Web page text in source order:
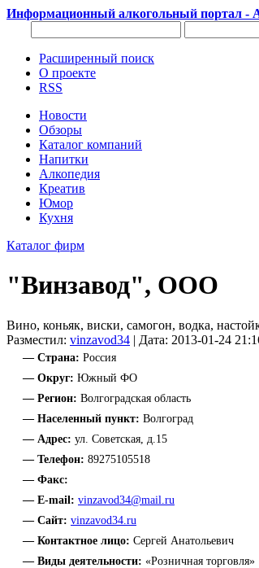
Информационный алкогольный портал -
Расширенный поиск
О проекте
RSS
Новости
Обзоры
Каталог компаний
Напитки
Алкопедия
Креатив
Юмор
Кухня
Каталог фирм
"Винзавод", ООО
Вино, коньяк, виски, самогон, водка,
Разместил: vinzavod34 | Дата: 2013-01-24
— Страна: Россия
— Округ: Южный ФО
— Регион: Волгоградская область
— Населенный пункт: Волгоград
— Адрес: ул. Советская, д.15
— Телефон: 89275105518
— Факс:
— E-mail: vinzavod34@mail.ru
— Сайт: vinzavod34.ru
— Контактное лицо: Сергей Анатольевич
— Виды деятельности: «Розничная торговля»